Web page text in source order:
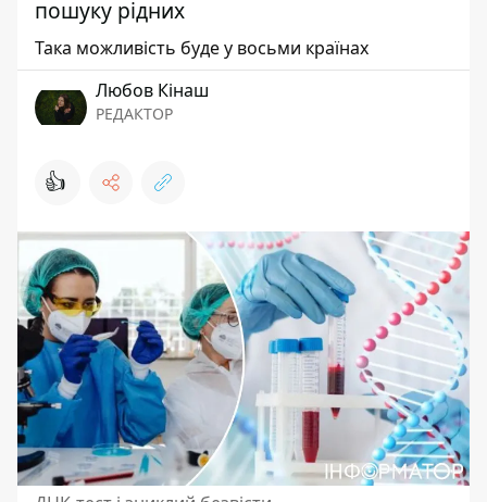
пошуку рідних
Така можливість буде у восьми країнах
Любов Кінаш
РЕДАКТОР
👍